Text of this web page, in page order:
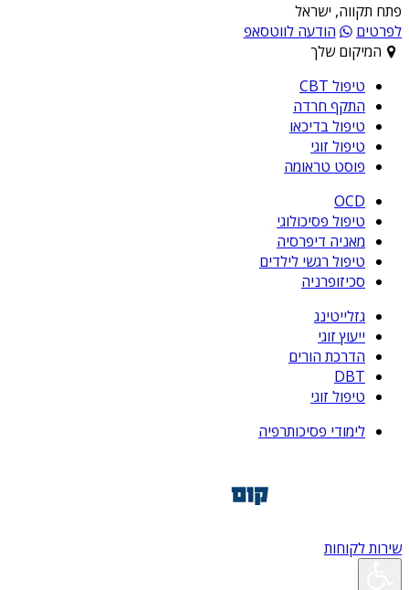
פתח תקווה, ישראל
לפרטים
הודעה לווטסאפ
המיקום שלך
טיפול CBT
התקף חרדה
טיפול בדיכאו
טיפול זוגי
פוסט טראומה
OCD
טיפול פסיכולוגי
מאניה דיפרסיה
טיפול רגשי לילדים
סכיזופרניה
גזלייטינג
ייעוץ זוגי
הדרכת הורים
DBT
טיפול זוגי
לימודי פסיכותרפיה
שירות לקוחות